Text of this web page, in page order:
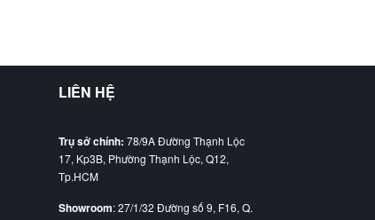
LIÊN HỆ
Trụ sở chính: 78/9A Đường Thạnh Lộc
17, Kp3B, Phường Thạnh Lộc, Q12,
Tp.HCM
Showroom: 27/1/32 Đường số 9, F16, Q.